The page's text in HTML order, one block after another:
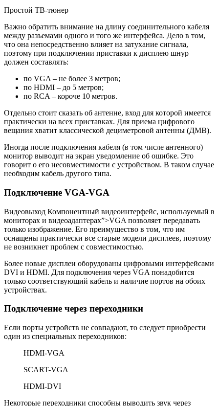
Простой ТВ-тюнер
Важно обратить внимание на длину соединительного кабеля
между разъемами одного и того же интерфейса. Дело в том,
что она непосредственно влияет на затухание сигнала,
поэтому при подключении приставки к дисплею шнур
должен составлять:
по VGA – не более 3 метров;
по HDMI – до 5 метров;
по RCA – короче 10 метров.
Отдельно стоит сказать об антенне, вход для которой имеется
практически на всех приставках. Для приема цифрового
вещания хватит классической дециметровой антенны (ДМВ).
Иногда после подключения кабеля (в том числе антенного)
монитор выводит на экран уведомление об ошибке. Это
говорит о его несовместимости с устройством. В таком случае
необходим кабель другого типа.
Подключение VGA-VGA
Видеовыход Компонентный видеоинтерфейс, используемый в
мониторах и видеоадаптерах”>VGA позволяет передавать
только изображение. Его преимущество в том, что им
оснащены практически все старые модели дисплеев, поэтому
не возникнет проблем с совместимостью.
Более новые дисплеи оборудованы цифровыми интерфейсами
DVI и HDMI. Для подключения через VGA понадобится
только соответствующий кабель и наличие портов на обоих
устройствах.
Подключение через переходники
Если порты устройств не совпадают, то следует приобрести
один из специальных переходников:
HDMI-VGA
SCART-VGA
HDMI-DVI
Некоторые переходники способны выводить звук через